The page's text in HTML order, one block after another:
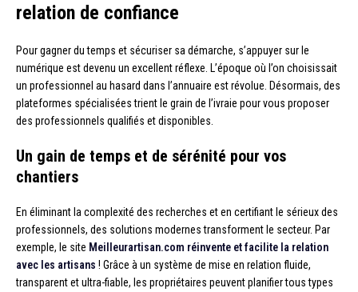
relation de confiance
Pour gagner du temps et sécuriser sa démarche, s’appuyer sur le
numérique est devenu un excellent réflexe. L’époque où l’on choisissait
un professionnel au hasard dans l’annuaire est révolue. Désormais, des
plateformes spécialisées trient le grain de l’ivraie pour vous proposer
des professionnels qualifiés et disponibles.
Un gain de temps et de sérénité pour vos
chantiers
En éliminant la complexité des recherches et en certifiant le sérieux des
professionnels, des solutions modernes transforment le secteur. Par
exemple, le site Meilleurartisan.com réinvente et facilite la relation
avec les artisans ! Grâce à un système de mise en relation fluide,
transparent et ultra-fiable, les propriétaires peuvent planifier tous types